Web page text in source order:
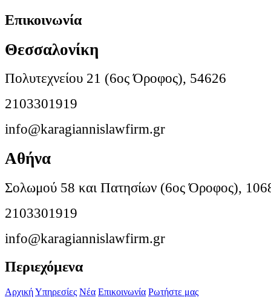
Επικοινωνία
Θεσσαλονίκη
Πολυτεχνείου 21 (6ος Όροφος), 54626
2103301919
info@karagiannislawfirm.gr
Αθήνα
Σολωμού 58 και Πατησίων (6ος Όροφος),
2103301919
info@karagiannislawfirm.gr
Περιεχόμενα
ΑρχικήΥπηρεσίες Νέα Επικοινωνία Ρωτήστε μας